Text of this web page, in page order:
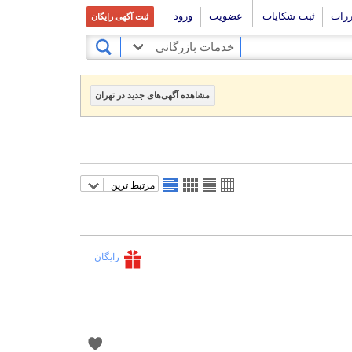
ثبت شکایات عضویت ورود ثبت آگهی رایگان
خدمات بازرگانی
مشاهده آگهی‌های جدید در تهران
مرتبط ترین
رایگان